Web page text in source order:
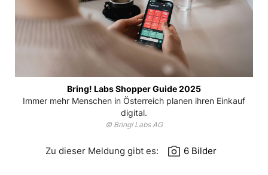
Bring! Labs Shopper Guide 2025
Immer mehr Menschen in Österreich planen ihren Einkauf
digital.
© Bring! Labs AG
Zu dieser Meldung gibt es: photo_camera 6 Bilder